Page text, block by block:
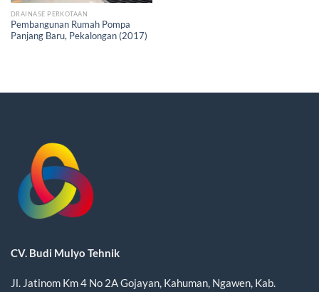
DRAINASE PERKOTAAN
Pembangunan Rumah Pompa
Panjang Baru, Pekalongan (2017)
CV. Budi Mulyo Tehnik
Jl. Jatinom Km 4 No 2A Gojayan, Kahuman, Ngawen, Kab.